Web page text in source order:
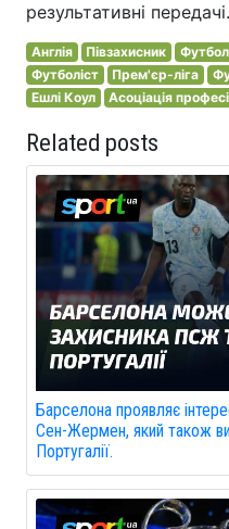
результативні передачі.
Англія Півзахисник
Футболіст
Прем'єр-ліга
Ешлі Коул
Асоціація
Related posts
Барселона проявляє
Сен-Жермен, який також
Португалії.